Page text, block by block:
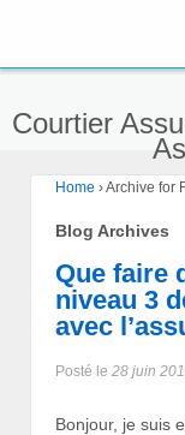
Courtier
Home ›Archive for
Blog Archives
Que faire
niveau 3
avec
Posté le 28 juin
Bonjour, je suis